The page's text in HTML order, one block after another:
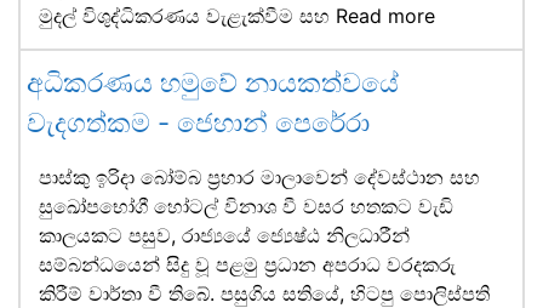
මුදල් විශුද්ධිකරණය වැළැක්වීම සහ Read more
අධිකරණය හමුවේ නායකත්වයේ
වැදගත්කම - ජෙහාන් පෙරේරා
පාස්කු ඉරිදා බෝම්බ ප්‍රහාර මාලාවෙන් දේවස්ථාන සහ
සුඛෝපභෝගී හෝටල් විනාශ වී වසර හතකට වැඩි
කාලයකට පසුව, රාජ්‍යයේ ජ්‍යෙෂ්ඨ නිලධාරීන්
සම්බන්ධයෙන් සිදු වූ පළමු ප්‍රධාන අපරාධ වරදකරු
කිරීම් වාර්තා වී තිබේ. පසුගිය සතියේ, හිටපු පොලිස්පති